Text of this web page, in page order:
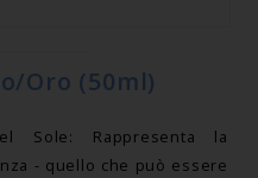
Oro (50ml)
Sole: Rappresenta la
- quello che può essere